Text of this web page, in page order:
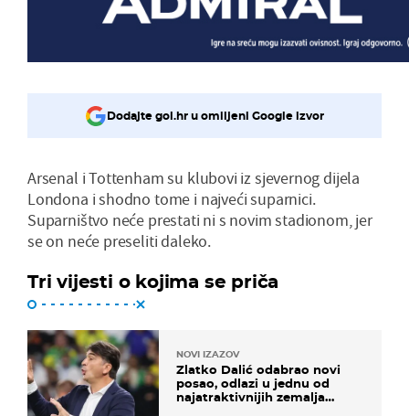
Dodajte gol.hr u omiljeni Google izvor
Arsenal i Tottenham su klubovi iz sjevernog dijela
Londona i shodno tome i najveći suparnici.
Suparništvo neće prestati ni s novim stadionom, jer
se on neće preseliti daleko.
Tri vijesti o kojima se priča
NOVI IZAZOV
Zlatko Dalić odabrao novi
posao, odlazi u jednu od
najatraktivnijih zemalja